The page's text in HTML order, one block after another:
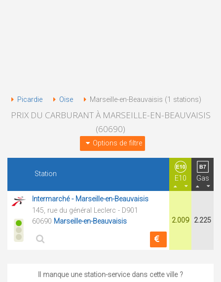
Picardie Oise Marseille-en-Beauvaisis (1 stations)
PRIX DU CARBURANT À MARSEILLE-EN-BEAUVAISIS
(60690)
Options de filtre
Station
E10 Gas
Intermarché - Marseille-en-Beauvaisis
145, rue du général Leclerc - D901
60690 Marseille-en-Beauvaisis 2.009 2.225
Il manque une station-service dans cette ville ?